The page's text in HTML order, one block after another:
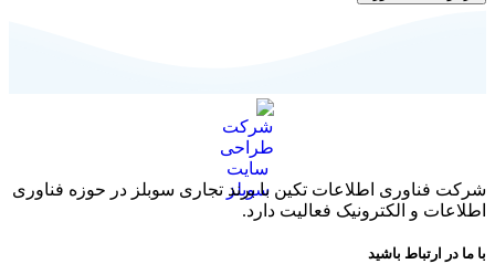
شرکت فناوری اطلاعات تکین با برند تجاری سوبلز در حوزه فناوری
اطلاعات و الکترونیک فعالیت دارد.
با ما در ارتباط باشید